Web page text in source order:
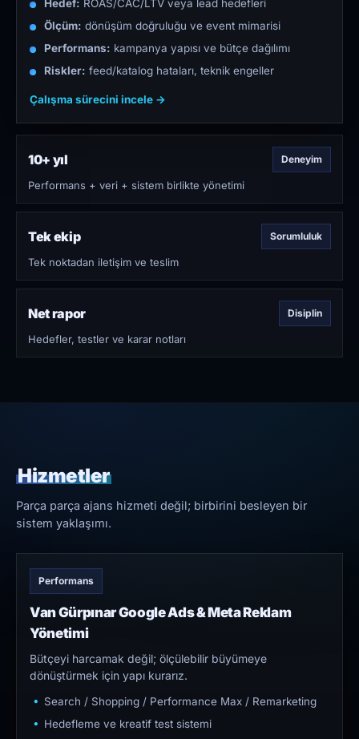
Hedef: ROAS/CAC/LTV veya lead hedefleri
Ölçüm: dönüşüm doğruluğu ve event mimarisi
Performans: kampanya yapısı ve bütçe dağılımı
Riskler: feed/katalog hataları, teknik engeller
Çalışma sürecini incele →
10+ yıl Deneyim
Performans + veri + sistem birlikte yönetimi
Tek ekip Sorumluluk
Tek noktadan iletişim ve teslim
Net rapor Disiplin
Hedefler, testler ve karar notları
Hizmetler
Parça parça ajans hizmeti değil; birbirini besleyen bir
sistem yaklaşımı.
Performans
Van Gürpınar Google Ads & Meta Reklam
Yönetimi
Bütçeyi harcamak değil; ölçülebilir büyümeye
dönüştürmek için yapı kurarız.
Search / Shopping / Performance Max / Remarketing
Hedefleme ve kreatif test sistemi